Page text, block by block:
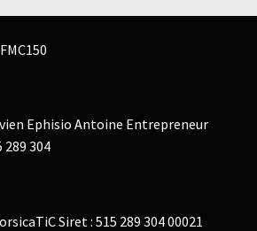
Ephisio Antoine Entrepreneur
289 304
Siret : 515 289 304 00021